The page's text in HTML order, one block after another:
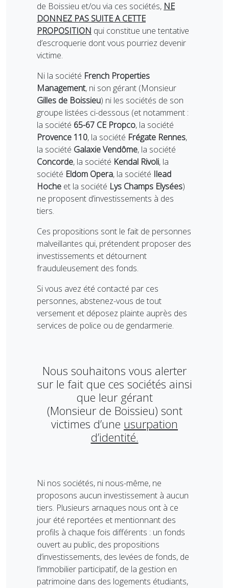
de Boissieu et/ou via ces sociétés, NE
DONNEZ PAS SUITE A CETTE
PROPOSITION qui constitue une tentative
d’escroquerie dont vous pourriez devenir
victime.
Ni la société French Properties
Management, ni son gérant (Monsieur
Gilles de Boissieu) ni les sociétés de son
groupe listées ci-dessous (et notamment :
la société 65-67 CE Propco, la société
Provence 110, la société Frégate Rennes,
la société Galaxie Vendôme, la société
Concorde, la société Kendal Rivoli, la
société Eldom Opera, la société Ilead
Hoche et la société Lys Champs Elysées)
ne proposent d’investissements à des
tiers.
Ces propositions sont le fait de personnes
malveillantes qui, prétendent proposer des
investissements et détournent
frauduleusement des fonds.
Si vous avez été contacté par ces
personnes, abstenez-vous de tout
versement et déposez plainte auprès des
services de police ou de gendarmerie.
Nous souhaitons vous alerter
sur le fait que ces sociétés ainsi
que leur gérant
(Monsieur de Boissieu) sont
victimes d’une usurpation
d’identité.
Ni nos sociétés, ni nous-même, ne
proposons aucun investissement à aucun
tiers. Plusieurs arnaques nous ont à ce
jour été reportées et mentionnant des
profils à chaque fois différents : un fonds
ouvert au public, des propositions
d’investissements, des levées de fonds, de
l’immobilier participatif, de la gestion en
patrimoine dans des logements étudiants,